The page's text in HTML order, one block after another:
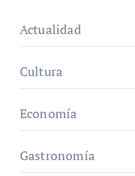
Actualidad
Cultura
Economía
Gastronomía